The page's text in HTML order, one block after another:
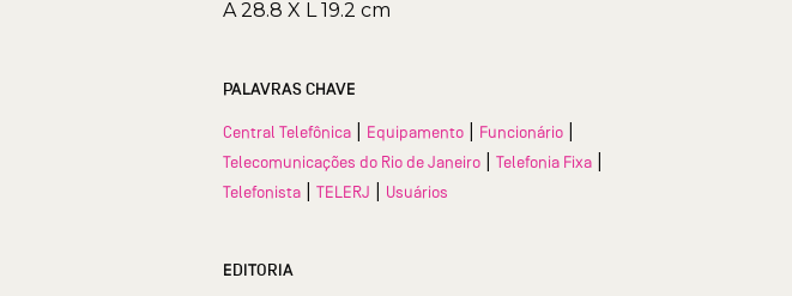
A 28.8 X L 19.2 cm
PALAVRAS CHAVE
Central Telefônica Equipamento Funcionário
Telecomunicações do Rio de Janeiro |Telefonia Fixa
Telefonista |TELERJ Usuários
EDITORIA